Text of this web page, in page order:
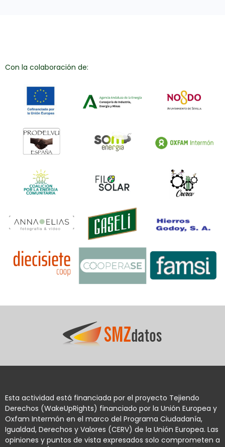
Con la colaboración de:
Esta actividad está financiada por el proyecto Tejiendo
Derechos (WakeUpRights) financiado por la Unión Europea y
Oxfam Intermón en el marco del Programa Ciudadanía,
Igualdad, Derechos y Valores (CERV) de la Unión Europea. Las
opiniones y puntos de vista expresados solo comprometen a